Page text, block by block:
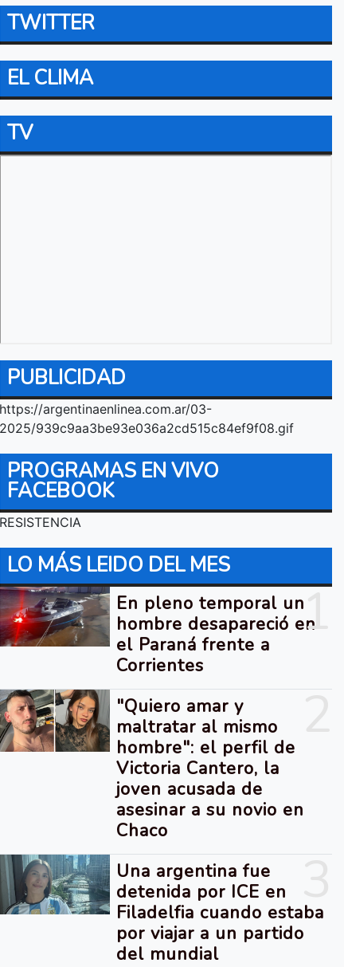
TWITTER
EL CLIMA
TV
PUBLICIDAD
https://argentinaenlinea.com.ar/03-
2025/939c9aa3be93e036a2cd515c84ef9f08.gif
PROGRAMAS EN VIVO
FACEBOOK
RESISTENCIA
LO MÁS LEIDO DEL MES
1
En pleno temporal un
hombre desapareció en
el Paraná frente a
Corrientes
"Quiero amar y
maltratar al mismo
hombre": el perfil de
Victoria Cantero, la
joven acusada de
asesinar a su novio en
Chaco
Una argentina fue
detenida por ICE en
Filadelfia cuando estaba
por viajar a un partido
del mundial